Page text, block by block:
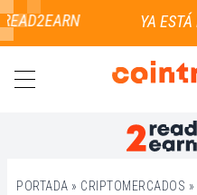
PORTADA » CRIPTOMERCADOS »